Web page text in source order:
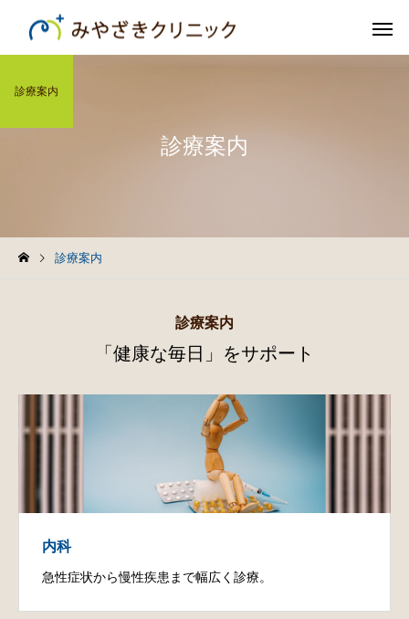
診療案内
診療案内
診療案内
診療案内
「健康な毎日」をサポート
内科
急性症状から慢性疾患まで幅広く診療。